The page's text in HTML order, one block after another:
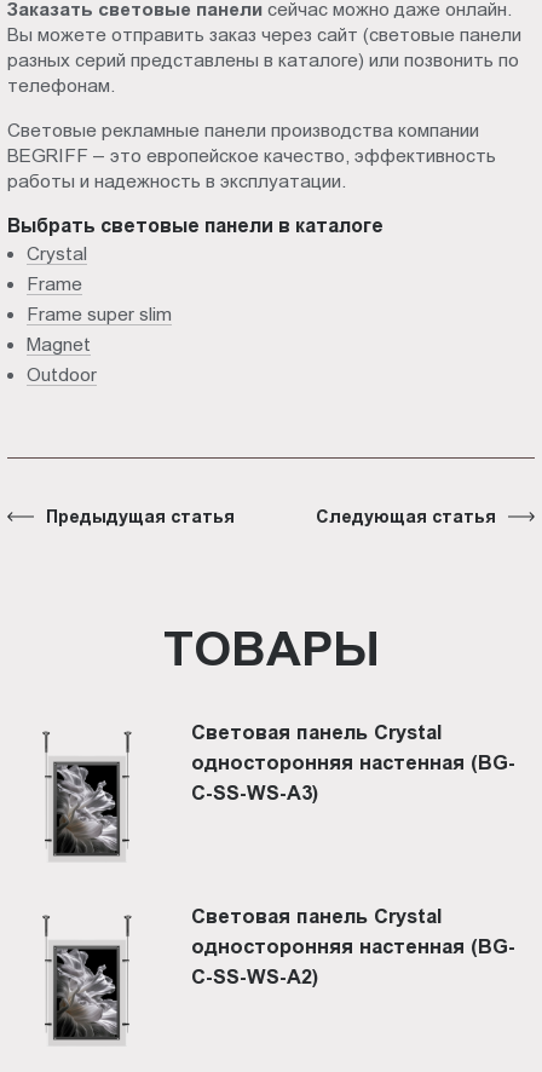
Заказать световые панели сейчас можно даже онлайн.
Вы можете отправить заказ через сайт (световые панели
разных серий представлены в каталоге) или позвонить по
телефонам.
Световые рекламные панели производства компании
BEGRIFF – это европейское качество, эффективность
работы и надежность в эксплуатации.
Выбрать световые панели в каталоге
Crystal
Frame
Frame super slim
Magnet
Outdoor
Предыдущая статья Следующая статья
ТОВАРЫ
Световая панель Crystal
односторонняя настенная (BG-
C-SS-WS-A3)
Световая панель Crystal
односторонняя настенная (BG-
C-SS-WS-A2)